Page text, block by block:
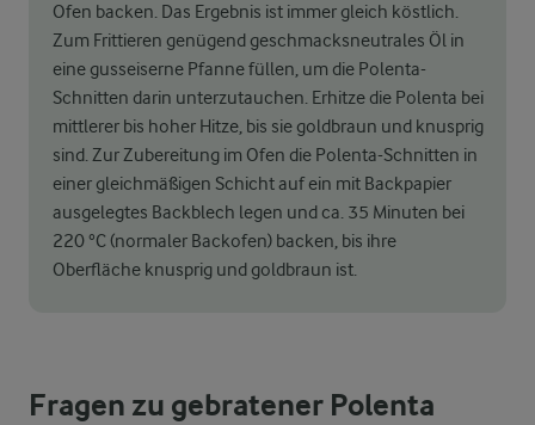
Ofen backen. Das Ergebnis ist immer gleich köstlich.
Zum Frittieren genügend geschmacksneutrales Öl in
eine gusseiserne Pfanne füllen, um die Polenta-
Schnitten darin unterzutauchen. Erhitze die Polenta bei
mittlerer bis hoher Hitze, bis sie goldbraun und knusprig
sind. Zur Zubereitung im Ofen die Polenta-Schnitten in
einer gleichmäßigen Schicht auf ein mit Backpapier
ausgelegtes Backblech legen und ca. 35 Minuten bei
220 °C (normaler Backofen) backen, bis ihre
Oberfläche knusprig und goldbraun ist.
Fragen zu gebratener Polenta